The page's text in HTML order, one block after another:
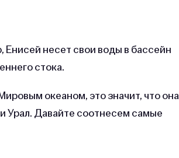
Енисей несет свои воды в бассейн
стока.
океаном, это значит, что она
Урал. Давайте соотнесем самые